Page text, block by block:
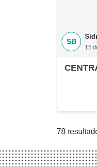
SB
15
78